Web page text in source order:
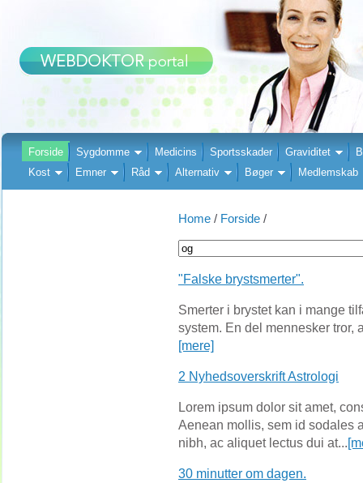
Forside Sygdomme Medicins Sportsskader Graviditet
Kost
Emner Råd Alternativ Bøger Medlemskab
Home / Forside /
"Falske brystsmerter".
Smerter i brystet kan i mange
system. En del mennesker tror,
[mere]
2 Nyhedsoverskrift Astrologi
Lorem ipsum dolor sit amet,
Aenean mollis, sem id sodales
nibh, ac aliquet lectus dui at...
30 minutter om dagen.